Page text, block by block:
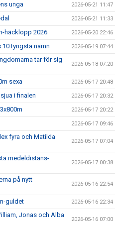
unga 2026-05-21 11:47
2026-05-21 11:33
häcklopp 2026 2026-05-20 22:46
10 tyngsta namn 2026-05-19 07:44
tar för sig
2026-05-18 07:20
sexa 2026-05-17 20:48
i finalen 2026-05-17 20:32
2026-05-17 20:22
2026-05-17 09:46
fyra och Matilda
2026-05-17 07:04
medeldistans-
2026-05-17 00:38
på nytt
2026-05-16 22:54
guldet 2026-05-16 22:34
Jonas och Alba
2026-05-16 07:00